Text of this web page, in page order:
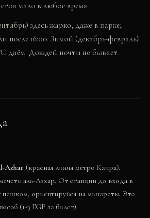
мало в любое время.
здесь жарко, даже в парке;
после 16:00. Зимой (декабрь-февраль)
днём. Дождей почти не бывает.
Azhar (красная линия метро Каира).
аль-Азхар. От станции до входа в
пешком, ориентируйся на минареты. Это
(1-3 EGP за билет).